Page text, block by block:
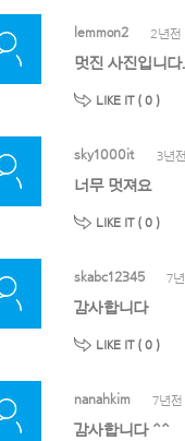
lemmon2 2년전
멋진 사진입니
LIKE IT ( 0 )
sky1000it 3년전
너무 멋져요
LIKE IT ( 0 )
skabc12345 7
감사합니다
LIKE IT ( 0 )
nanahkim 7년전
감사합니다 ^^